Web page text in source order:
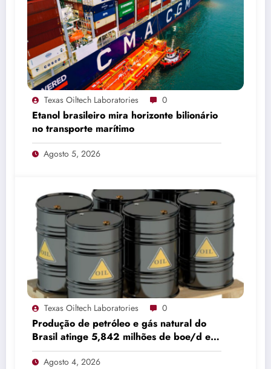
Texas Oiltech Laboratories 0
Etanol brasileiro mira horizonte bilionário
no transporte marítimo
Agosto 5, 2026
Texas Oiltech Laboratories 0
Produção de petróleo e gás natural do
Brasil atinge 5,842 milhões de boe/d em
junho
Agosto 4, 2026